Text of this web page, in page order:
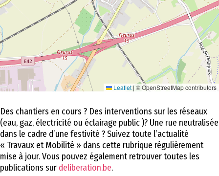
Leaflet | © OpenStreetMap contributors
Des chantiers en cours ? Des interventions sur les réseaux
(eau, gaz, électricité ou éclairage public )? Une rue neutralisée
dans le cadre d’une festivité ? Suivez toute l’actualité
« Travaux et Mobilité » dans cette rubrique régulièrement
mise à jour. Vous pouvez également retrouver toutes les
publications sur deliberation.be.